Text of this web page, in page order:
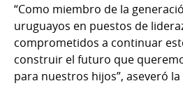
“Como miembro de la
uruguayos en puestos de
comprometidos a continuar
construir el futuro que
para nuestros hijos”, aseveró